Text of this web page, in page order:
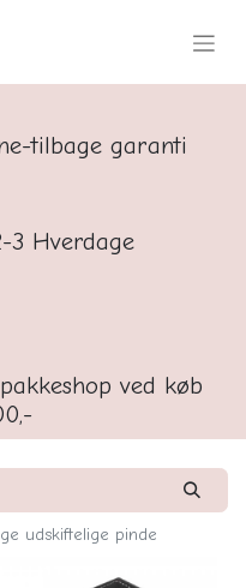
tilbage garanti
3 Hverdage
ved køb
udskiftelige pinde